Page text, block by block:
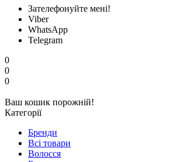
Зателефонуйте мені!
Viber
WhatsApp
Telegram
0
0
0
Ваш кошик порожній!
Категорії
Бренди
Всі товари
Волосся